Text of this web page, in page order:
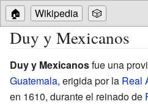
🏠 Wikipedia 🎲
Duy y Mexicanos
Duy y Mexicanosfue una
Guatemala, erigida por la Real
en 1610, durante el reinado de